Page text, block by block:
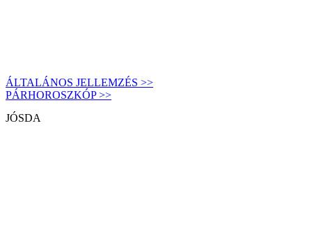
ÁLTALÁNOS JELLEMZÉS >>
PÁRHOROSZKÓP >>
JÓSDA